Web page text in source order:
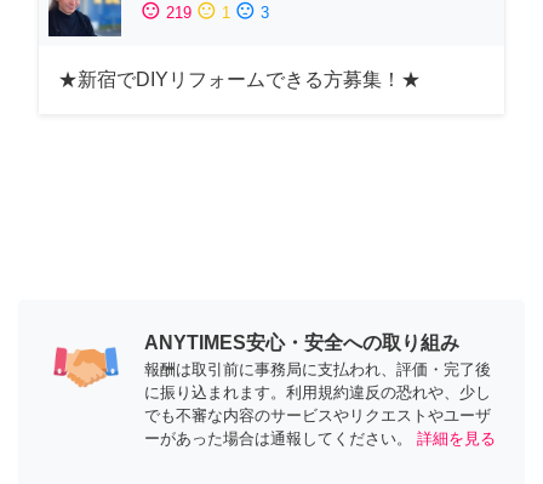
sentiment_satisfied 219 sentiment_neutral 1 sentiment_dissatisfied 3
★新宿でDIYリフォームできる方募集！★
ANYTIMES安心・安全への取り組み
報酬は取引前に事務局に支払われ、評価・完了後
に振り込まれます。利用規約違反の恐れや、少し
でも不審な内容のサービスやリクエストやユーザ
ーがあった場合は通報してください。
詳細を見る